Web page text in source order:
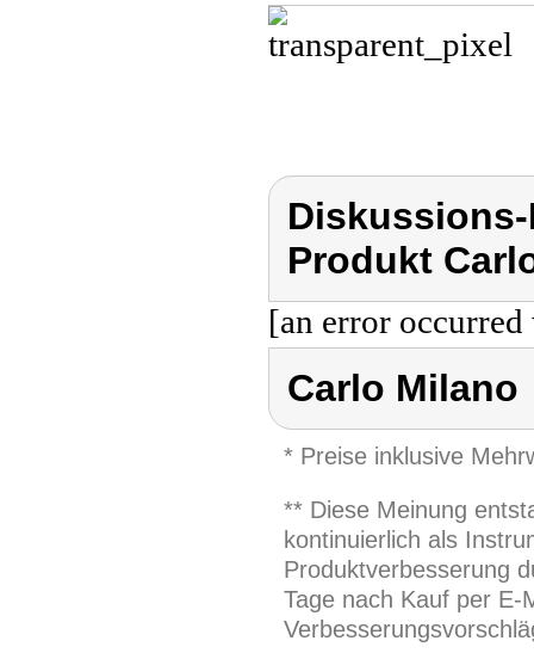
Produkt
[an error
Carlo Milano
* Preise inklusive
** Diese Meinung
kontinuierlich als
Produktverbesserung
Tage nach Kauf per E-